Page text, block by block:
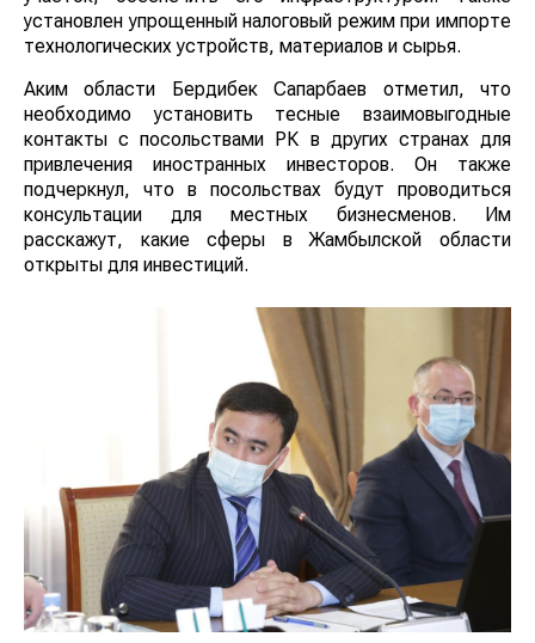
установлен упрощенный налоговый режим при импорте
технологических устройств, материалов и сырья.
Аким области Бердибек Сапарбаев отметил, что
необходимо установить тесные взаимовыгодные
контакты с посольствами РК в других странах для
привлечения иностранных инвесторов. Он также
подчеркнул, что в посольствах будут проводиться
консультации для местных бизнесменов. Им
расскажут, какие сферы в Жамбылской области
открыты для инвестиций.